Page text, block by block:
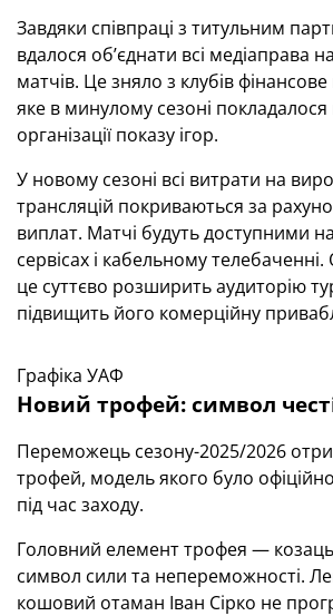
Завдяки співпраці з титульним
вдалося об’єднати всі медіаправа
матчів. Це зняло з клубів
яке в минулому сезоні покладалося
організації показу ігор.
У новому сезоні всі витрати на
трансляцій покриваються за
виплат. Матчі будуть доступними
сервісах і кабельному
це суттєво розширить аудиторію
підвищить його комерційну
Графіка УАФ
Новий трофей: символ
Переможець сезону-2025/2026
трофей, модель якого було
під час заходу.
Головний елемент трофея —
символ сили та непереможності.
кошовий отаман Іван Сірко не